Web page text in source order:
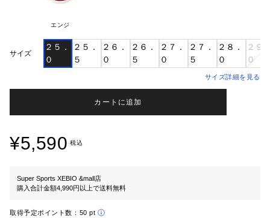
エンジ
サイズ
２５．
０
２５．
５
２６．
０
２６．
５
２７．
０
２７．
５
２８．
０
２９
０
サイズ詳細を見る
カートに追加
¥5,590 税込
Super Sports XEBIO &mall店
購入合計金額4,990円以上で送料無料
取得予定ポイント数： 50 pt